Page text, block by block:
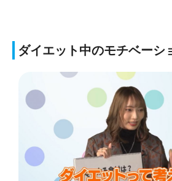
ダイエット中のモチベーシ